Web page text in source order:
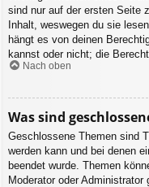
sind nur auf der ersten Seite
Inhalt, weswegen du sie
hängt es von deinen
kannst oder nicht; die
Nach oben
Was sind
Geschlossene Themen sind
werden kann und bei denen
beendet wurde. Themen
Moderator oder